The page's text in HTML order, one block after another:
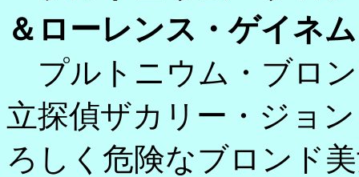
＆ローレンス・ゲイネム
プルトニウム・ブロ
立探偵ザカリー・ジョ
ろしく危険なブロンド